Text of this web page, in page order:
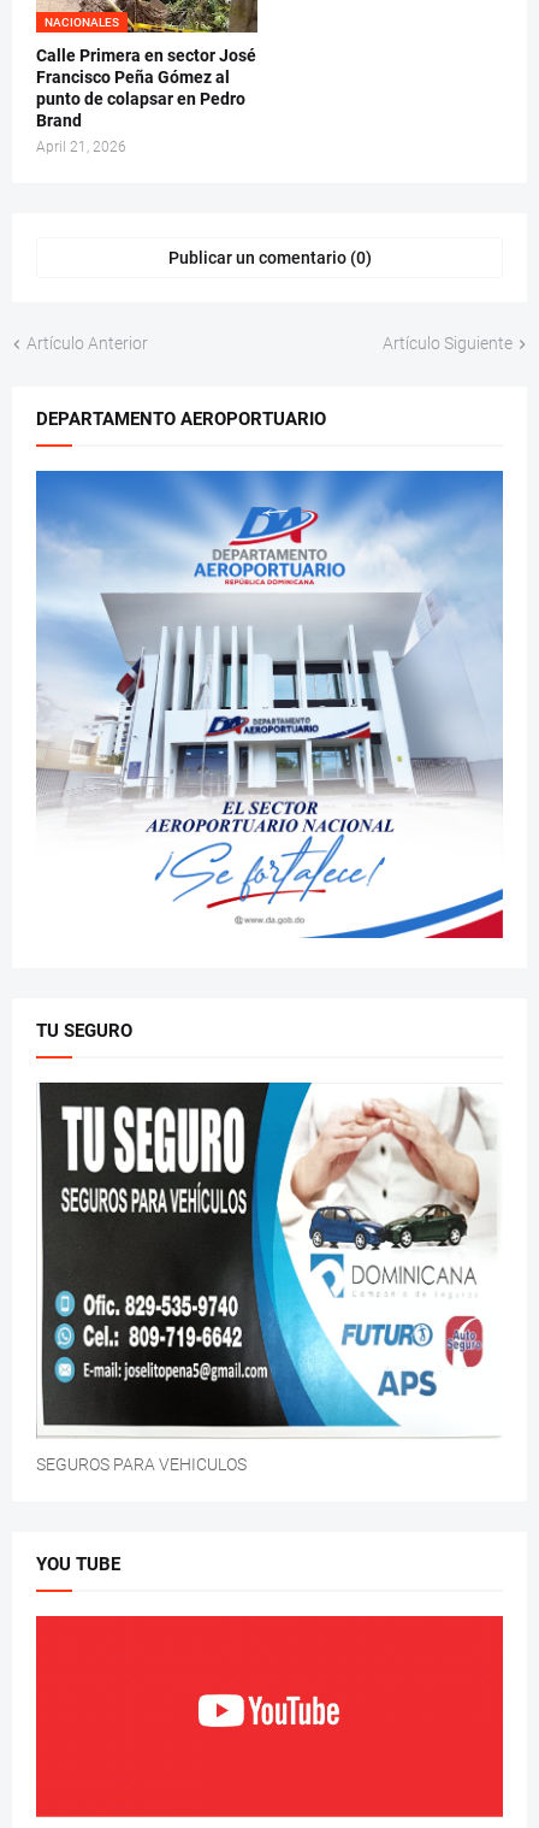
NACIONALES
Calle Primera en sector José
Francisco Peña Gómez al
punto de colapsar en Pedro
Brand
April 21, 2026
Publicar un comentario (0)
Artículo Anterior Artículo Siguiente
DEPARTAMENTO AEROPORTUARIO
TU SEGURO
SEGUROS PARA VEHICULOS
YOU TUBE